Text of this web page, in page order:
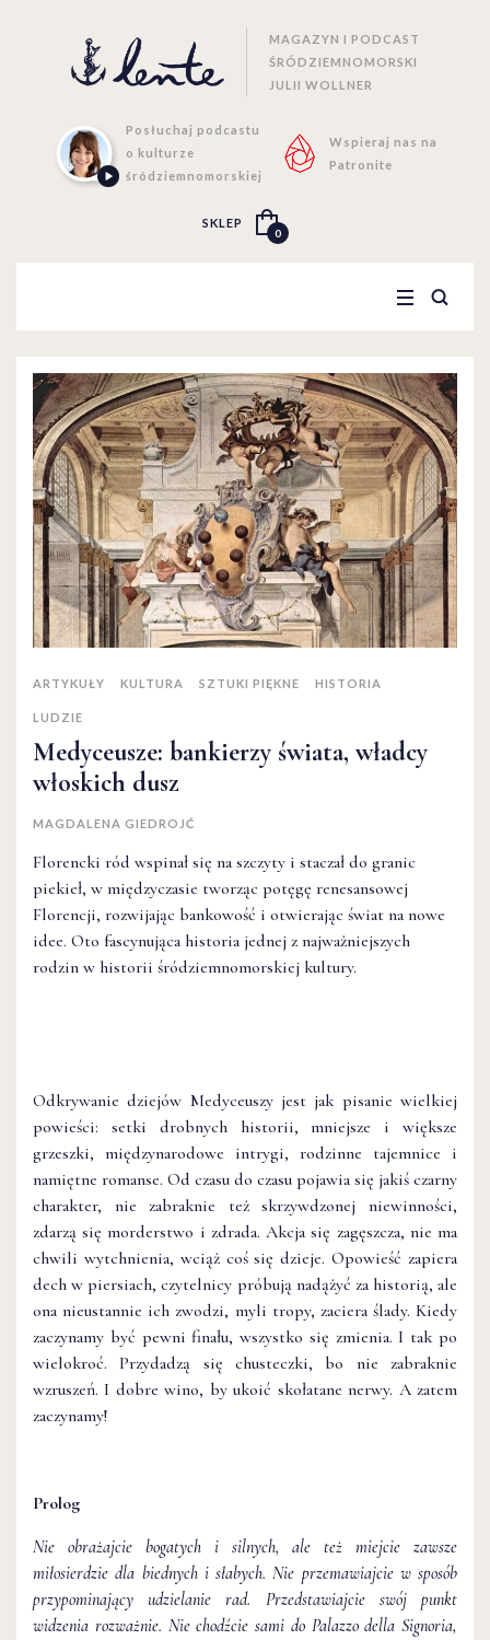
MAGAZYN I PODCAST
ŚRÓDZIEMNOMORSKI
JULII WOLLNER
Posłuchaj podcastu
o kulturze
śródziemnomorskiej
Wspieraj nas na
Patronite
SKLEP
0
ARTYKUŁY KULTURA SZTUKI PIĘKNE HISTORIA
LUDZIE
Medyceusze: bankierzy świata, władcy
włoskich dusz
MAGDALENA GIEDROJĆ
Florencki ród wspinał się na szczyty i staczał do granic
piekieł, w międzyczasie tworząc potęgę renesansowej
Florencji, rozwijając bankowość i otwierając świat na nowe
idee. Oto fascynująca historia jednej z najważniejszych
rodzin w historii śródziemnomorskiej kultury.
Odkrywanie dziejów Medyceuszy jest jak pisanie wielkiej
powieści: setki drobnych historii, mniejsze i większe
grzeszki, międzynarodowe intrygi, rodzinne tajemnice i
namiętne romanse. Od czasu do czasu pojawia się jakiś czarny
charakter, nie zabraknie też skrzywdzonej niewinności,
zdarzą się morderstwo i zdrada. Akcja się zagęszcza, nie ma
chwili wytchnienia, wciąż coś się dzieje. Opowieść zapiera
dech w piersiach, czytelnicy próbują nadążyć za historią, ale
ona nieustannie ich zwodzi, myli tropy, zaciera ślady. Kiedy
zaczynamy być pewni finału, wszystko się zmienia. I tak po
wielokroć. Przydadzą się chusteczki, bo nie zabraknie
wzruszeń. I dobre wino, by ukoić skołatane nerwy. A zatem
zaczynamy!
Prolog
Nie obrażajcie bogatych i silnych, ale też miejcie zawsze
miłosierdzie dla biednych i słabych. Nie przemawiajcie w sposób
przypominający udzielanie rad. Przedstawiajcie swój punkt
widzenia rozważnie. Nie chodźcie sami do Palazzo della Signoria,